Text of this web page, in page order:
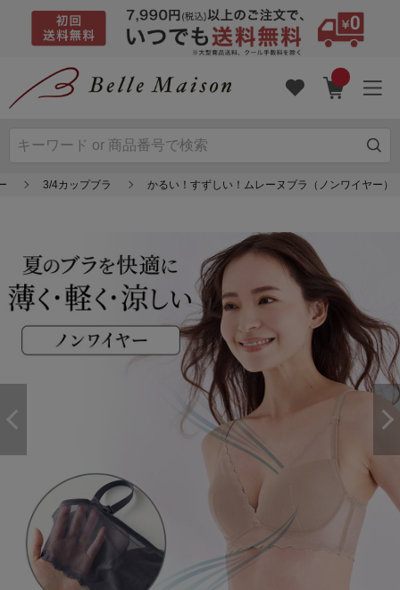
3/4カップブラ かるい！すずしい！ムレーヌブラ（ノンワイヤー）